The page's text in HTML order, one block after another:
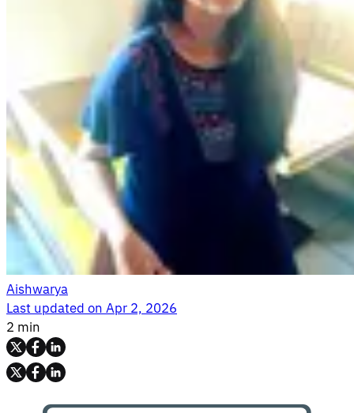
Aishwarya
Last updated onApr 2, 2026
2 min